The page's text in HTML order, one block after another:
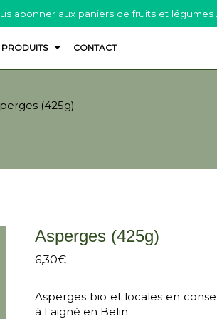
PRODUITS CONTACT
(425g)
Asperges (425g)
6,30€
Asperges bio et locales en
à Laigné en Belin.
abonner aux paniers de fruits et légumes